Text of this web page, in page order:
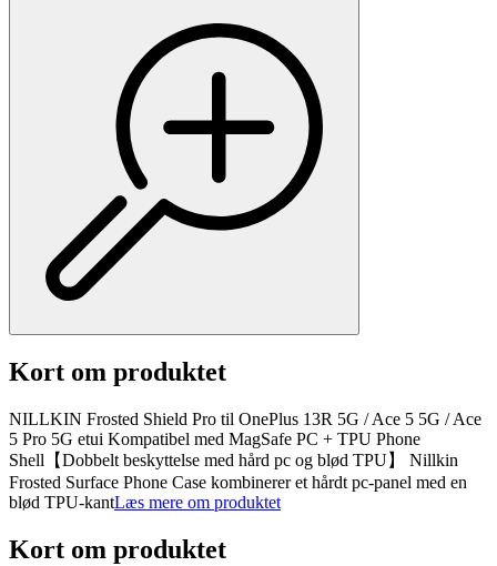
Kort om produktet
NILLKIN Frosted Shield Pro til OnePlus 13R 5G / Ace 5 5G / Ace
5 Pro 5G etui Kompatibel med MagSafe PC + TPU Phone
Shell【Dobbelt beskyttelse med hård pc og blød TPU】 Nillkin
Frosted Surface Phone Case kombinerer et hårdt pc-panel med en
blød TPU-kantLæs mere om produktet
Kort om produktet